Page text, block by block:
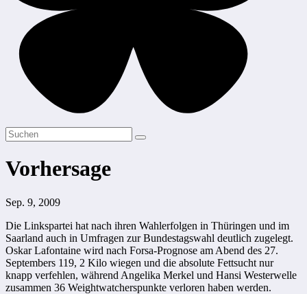
Vorhersage
Sep. 9, 2009
Die Linkspartei hat nach ihren Wahlerfolgen in Thüringen und im
Saarland auch in Umfragen zur Bundestagswahl deutlich zugelegt.
Oskar Lafontaine wird nach Forsa-Prognose am Abend des 27.
Septembers 119, 2 Kilo wiegen und die absolute Fettsucht nur
knapp verfehlen, während Angelika Merkel und Hansi Westerwelle
zusammen 36 Weightwatcherspunkte verloren haben werden.